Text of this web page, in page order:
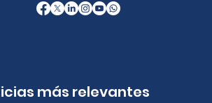
más relevantes